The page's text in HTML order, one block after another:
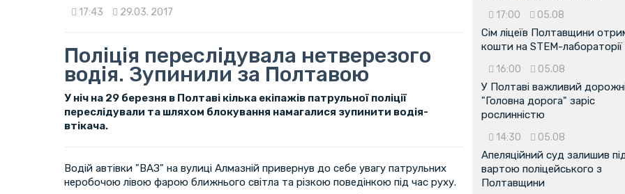
17:43 29.03. 2017
Поліція переслідувала нетверезого
водія. Зупинили за Полтавою
У ніч на 29 березня в Полтаві кілька екіпажів патрульної поліції
переслідували та шляхом блокування намагалися зупинити водія-
втікача.
Водій автівки "ВАЗ" на вулиці Алмазній привернув до себе увагу патрульних
неробочою лівою фарою ближнього світла та різкою поведінкою під час руху.
17:00 05.08
Сім ліцеїв Полтавщини
кошти на STEM-лабораторії
16:00 05.08
У Полтаві важливий
"Головна дорога" заріс
рослинністю
14:30 05.08
Апеляційний суд залишив
вартою поліцейського з
Полтавщини